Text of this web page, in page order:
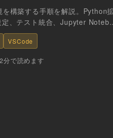
構築する手順を解説。Python
、テスト統合、Jupyter
VSCode
分で読めます